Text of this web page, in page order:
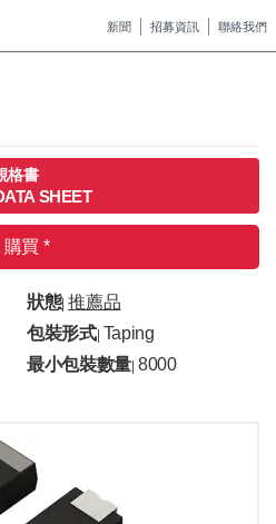
新聞 招募資訊 聯絡我們
格書
SHEET
購買 *
狀態|推薦品
包裝形式| Taping
最小包裝數量 |8000